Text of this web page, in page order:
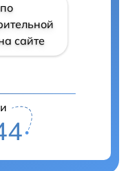
сайте